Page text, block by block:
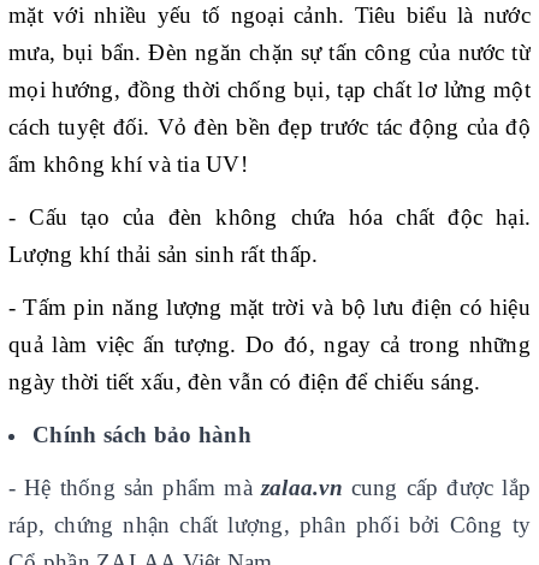
mặt với nhiều yếu tố ngoại cảnh. Tiêu biểu là nước
mưa, bụi bẩn. Đèn ngăn chặn sự tấn công của nước từ
mọi hướng, đồng thời chống bụi, tạp chất lơ lửng một
cách tuyệt đối. Vỏ đèn bền đẹp trước tác động của độ
ẩm không khí và tia UV!
- Cấu tạo của đèn không chứa hóa chất độc hại.
Lượng khí thải sản sinh rất thấp.
- Tấm pin năng lượng mặt trời và bộ lưu điện có hiệu
quả làm việc ấn tượng. Do đó, ngay cả trong những
ngày thời tiết xấu, đèn vẫn có điện để chiếu sáng.
Chính sách bảo hành
- Hệ thống sản phẩm mà zalaa.vn cung cấp được lắp
ráp, chứng nhận chất lượng, phân phối bởi Công ty